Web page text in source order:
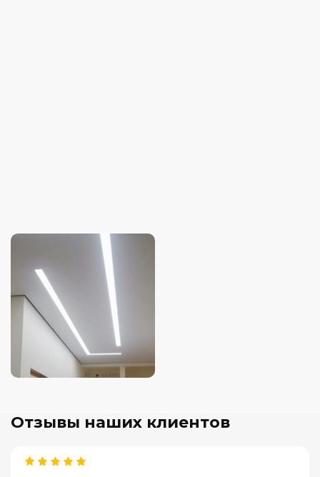
Отзывы наших клиентов